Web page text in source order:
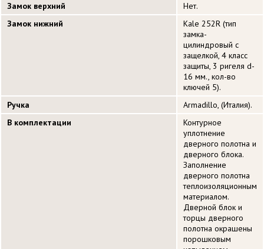
Замок верхний
Нет.
Замок нижний
Kale 252R (тип
замка-
цилиндровый с
защелкой, 4 класс
защиты, 3 ригеля d-
16 мм., кол-во
ключей 5).
Ручка
Armadillo, (Италия).
В комплектации
Контурное
уплотнение
дверного полотна и
дверного блока.
Заполнение
дверного полотна
теплоизоляционным
материалом.
Дверной блок и
торцы дверного
полотна окрашены
порошковым